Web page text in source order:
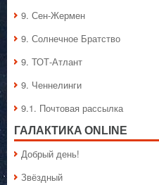
9. Сен-Жермен
9. Солнечное Братство
9. ТОТ-Атлант
9. Ченнелинги
9.1. Почтовая рассылка
ГАЛАКТИКA ONLINE
Добрый день!
Звёздный